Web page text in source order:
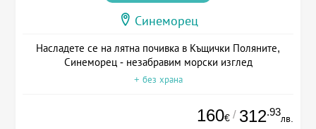
Синеморец
Насладете се на лятна почивка в Къщички Поляните,
Синеморец - незабравим морски изглед
+ без храна
160€ / 312.93
лв.